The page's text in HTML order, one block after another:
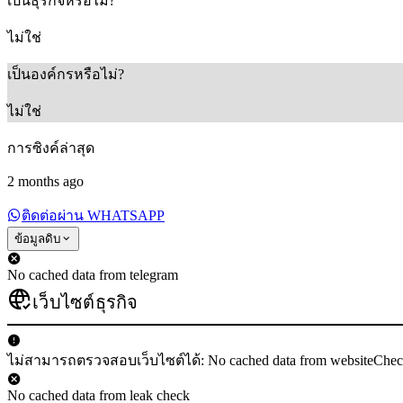
ไม่ใช่
เป็นองค์กรหรือไม่?
ไม่ใช่
การซิงค์ล่าสุด
2 months ago
ติดต่อผ่าน WHATSAPP
ข้อมูลดิบ
No cached data from telegram
เว็บไซต์ธุรกิจ
ไม่สามารถตรวจสอบเว็บไซต์ได้: No cached data from
No cached data from leak check